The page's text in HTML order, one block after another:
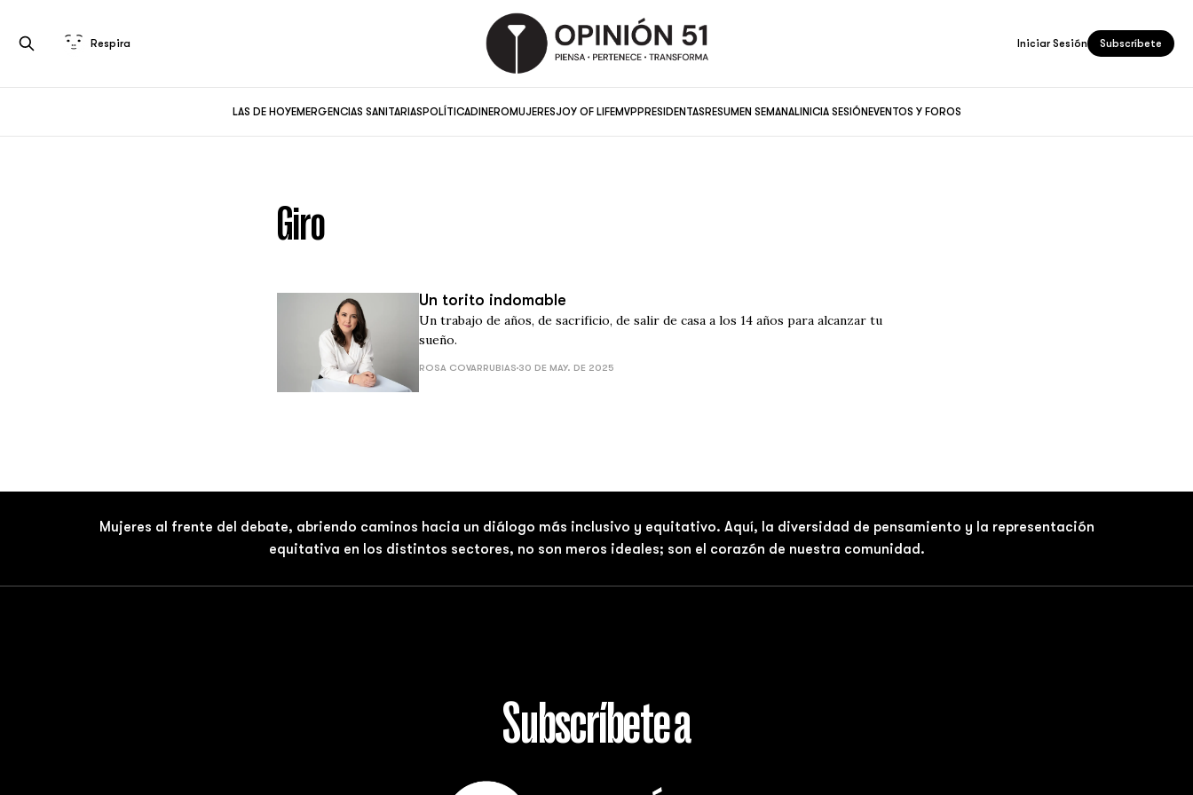
LAS DE HOYEMERGENCIAS SANITARIASPOLÍTICADINEROMUJERESJOY OF LIFEMVPPRESIDENTASRESUMEN SEMANALINICIA SESIÓNEVENTOS Y FOROS
Respira Iniciar Sesión Subscríbete
Giro
Un torito indomable
Un trabajo de años, de sacrificio, de salir de casa a los 14 años para alcanzar tu
sueño.
ROSA COVARRUBIAS 30 DE MAY. DE 2025
Mujeres al frente del debate, abriendo caminos hacia un diálogo más inclusivo y equitativo. Aquí, la diversidad de pensamiento y la representación
equitativa en los distintos sectores, no son meros ideales; son el corazón de nuestra comunidad.
Subscríbete a